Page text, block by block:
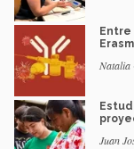
Entre
Natalia
Juan